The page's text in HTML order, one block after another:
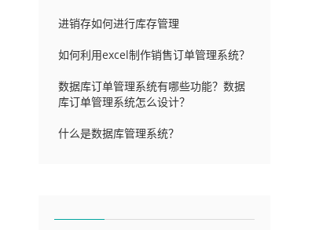
进销存如何进行库存管理
如何利用excel制作销售订单管理系统？
数据库订单管理系统有哪些功能？数据
库订单管理系统怎么设计？
什么是数据库管理系统？